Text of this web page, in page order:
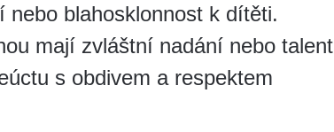
nebo blahosklonnost k dítěti.
mají zvláštní nadání nebo talent
s obdivem a respektem